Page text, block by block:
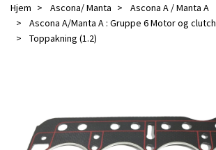
Hjem Ascona/ Manta
Ascona A / Manta A
Ascona A/Manta A : Gruppe 6 Motor og clutch
Toppakning (1.2)